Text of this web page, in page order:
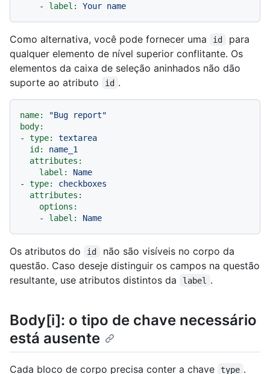
-
label: Your name
Como alternativa, você pode fornecer uma id
para
qualquer elemento de nível superior conflitante. Os
elementos da caixa de seleção aninhados não dão
suporte ao atributo
id .
name:
"Bug report"
body:
-
type:
textarea
id:
name_1
attributes:
label:
Name
-
type:
checkboxes
attributes:
options:
-
label: Name
Os atributos do id
não são visíveis no corpo da
questão. Caso deseje distinguir os campos na questão
resultante, use atributos distintos da
label .
Body[i]: o tipo de chave necessário
está ausente
Cada bloco de corpo precisa conter a chave type .